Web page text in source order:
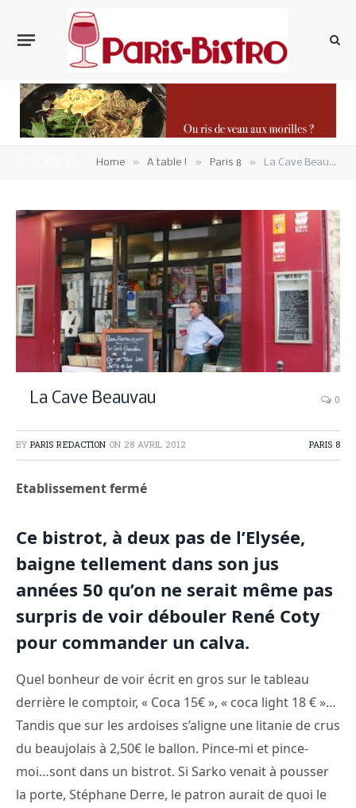
Home » A table ! » Paris 8 » La Cave Beauvau
La Cave Beauvau 0
BY PARIS REDACTION ON 28 AVRIL 2012 PARIS 8
Etablissement fermé
Ce bistrot, à deux pas de l’Elysée,
baigne tellement dans son jus
années 50 qu’on ne serait même pas
surpris de voir débouler René Coty
pour commander un calva.
Quel bonheur de voir écrit en gros sur le tableau
derrière le comptoir, « Coca 15€ », « coca light 18 € »…
Tandis que sur les ardoises s’aligne une litanie de crus
du beaujolais à 2,50€ le ballon. Pince-mi et pince-
moi…sont dans un bistrot. Si Sarko venait à pousser
la porte, Stéphane Derre, le patron aurait de quoi le